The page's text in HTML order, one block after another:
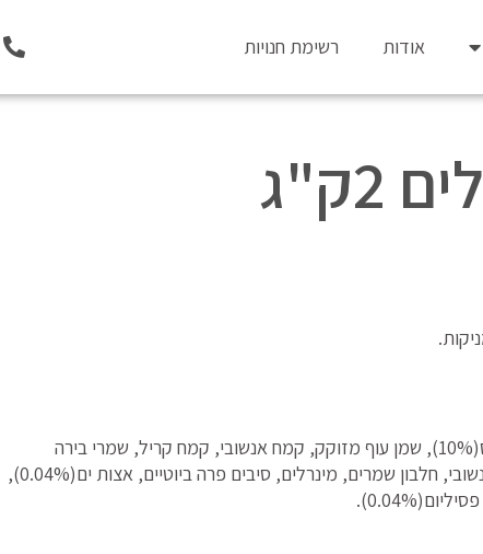
אודות רשימת חנויות P
h
n
חלבון עוף מיובש(46%), אורז באלדו(14%), תירס(10%), שמן עוף מזוקק, קמח אנשובי, קמח קריל, שמרי בירה
מיובשים, חלבון כבד עוף שעבר הידרוליזה, שמן אנשובי, חלבון שמרים, מינרלים, סיבים פרה ביוטיים, אצות ים(0.04%),